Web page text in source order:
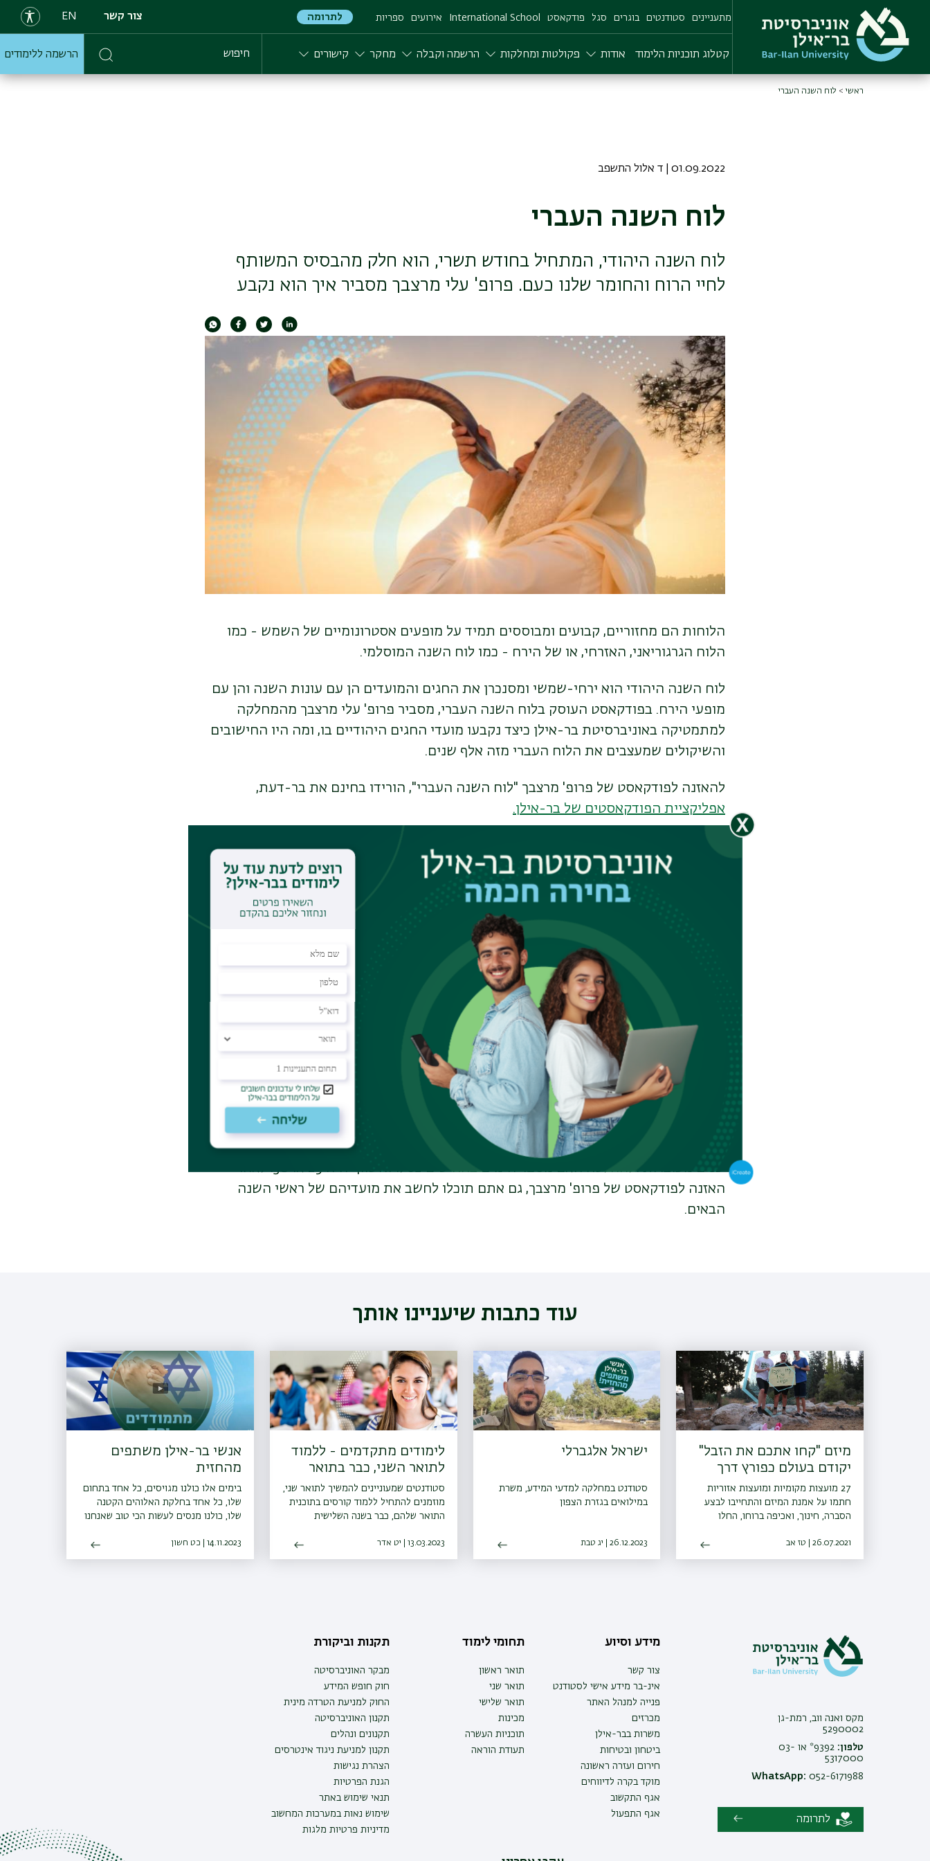
main
content
מתעניינים סטודנטים בוגרים סגל פודקאסט International School אירועים ספריות לתרומה צור קשר EN
קטלוג תוכניות הלימוד אודות פקולטות ומחלקות הרשמה וקבלה מחקר קישורים חיפוש הרשמה ללימודים
ראשי לוח השנה העברי
01.09.2022 | ד אלול התשפב
לוח השנה העברי
לוח השנה היהודי, המתחיל בחודש תשרי, הוא חלק מהבסיס המשותף
לחיי הרוח והחומר שלנו כעם. פרופ' עלי מרצבך מסביר איך הוא נקבע
תמונה
הלוחות הם מחזוריים, קבועים ומבוססים תמיד על מופעים אסטרונומיים של השמש - כמו
הלוח הגרגוריאני, האזרחי, או של הירח - כמו לוח השנה המוסלמי.
לוח השנה היהודי הוא ירחי-שמשי ומסנכרן את החגים והמועדים הן עם עונות השנה והן עם
מופעי הירח. בפודקאסט העוסק בלוח השנה העברי, מסביר פרופ' עלי מרצבך מהמחלקה
למתמטיקה באוניברסיטת בר-אילן כיצד נקבעו מועדי החגים היהודיים בו, ומה היו החישובים
והשיקולים שמעצבים את הלוח העברי מזה אלף שנים.
להאזנה לפודקאסט של פרופ' מרצבך "לוח השנה העברי", הורידו בחינם את בר-דעת,
אפליקציית הפודקאסטים של בר-אילן.
בעבר הסנהדרין היו מחליטים אם יש להוסיף חודש בסוף השנה, כלומר בתומו של אדר, לפני
פסח. כשהלוח השתכלל, קביעת השנים המעוברות החלה להתבסס על חישובים ונוסחאות
מתמטיות לצד מגבלות הקשורות לחגי ישראל.
פסח לדוגמה חייב לחול באביב, בשונה למשל מהרמדאן שנודד על פני עונות השנה; ראש
השנה צריך לחול במולד תשרי, אולם לא ניתן לקיימו בימים א', ד' או ו' מפני שמכאן נגזר היום
שבו יחולו יום כיפור והושענה רבה: איננו מעוניינים שיום כיפור יחול ביום ראשון בגלל
הבעייתיות שבהכנות לקראתו בשבת, ואיננו רוצים שיחול ביום שישי כדי לאפשר את ההכנות
לשבת. ראש השנה יידחה גם במקרה של "מולד זקן" - מולד הירח בשעות הצהריים. מולד, אגב,
הוא המועד שבו הירח נמצא בדיוק בין השמש ובין כדור הארץ. הוא מתקיים תמיד 29 ימים, 12
שעות, 44 דקות ו-3.3 שניות מאז המולד הקודם. מספר זה מופיע כבר במסכת ראש השנה
בתלמוד.
אחת ל-19 שנים נפגשים המחזור השמשי והמחזור הירחי - לכן ימי ההולדת העברי והלועזי
פעמים, והירח מקיף את כדור הארץ 235 פעמים. מכאן נגזרים חישובים הקשורים לקביעת
האזנה לפודקאסט של פרופ' מרצבך, גם אתם תוכלו לחשב את מועדיהם של ראשי השנה
הבאים.
עוד כתבות שיעניינו אותך
מיזם "קחו אתכם את הזבל"
יקודם בעולם כפורץ דרך
27 מועצות מקומיות ומועצות אזוריות
חתמו על אמנת המיזם והתחייבו לבצע
הסברה, חינוך, ואכיפה ברוחו, החלו
ו-30 רשויות נוספות הביעו נכונות
להצטרף גם הן למיזם
26.07.2021 | טז אב
ישראל אלגברלי
סטודנט במחלקה למדעי המידע, משרת
במילואים בגזרת הצפון
26.12.2023 | יג טבת
לימודים מתקדמים - ללמוד
לתואר השני, כבר בתואר
הראשון
סטודנטים שמעוניינים להמשיך לתואר שני,
מוזמנים להתחיל ללמוד קורסים בתוכנית
התואר שלהם, כבר בשנה השלישית
13.03.2023 | יט אדר
אנשי בר-אילן משתפים
מהחזית
בימים אלו כולנו מגויסים, כל אחד בתחום
שלו, כל אחד בחלקת האלוהים הקטנה
שלו, כולנו מנסים לעשות הכי טוב שאנחנו
14.11.2023 | כט חשון
מקס ואנה ווב, רמת-גן
5290002
טלפון:
9392* או 03-
5317000
WhatsApp: 052-6171988
לתרומה
מידע וסיוע
צור קשר
אינ-בר מידע אישי לסטודנט
פנייה למנהל האתר
מכרזים
משרות בבר-אילן
ביטחון ובטיחות
חירום ועזרה ראשונה
מוקד בקרה לדיווחים
אגף התקשוב
אגף התפעול
תחומי לימוד
תואר ראשון
תואר שני
תואר שלישי
מכינות
תוכניות העשרה
תעודת הוראה
תקנות וביקורת
מבקר האוניברסיטה
חוק חופש המידע
החוק למניעת הטרדה מינית
תקנון האוניברסיטה
תקנונים ונהלים
תקנון למניעת ניגוד אינטרסים
הצהרת נגישות
הגנת הפרטיות
תנאי שימוש באתר
שימוש נאות במערכות המחשוב
מדיניות פרטיות מלגות